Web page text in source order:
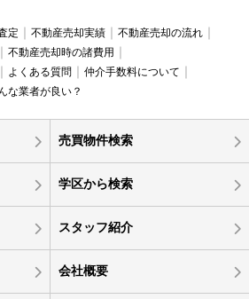
定 不動産売却実績
不動産売却の流れ
不動産売却時の諸費用
よくある質問
仲介手数料について
な業者が良い？
売買物件検索
学区から検索
スタッフ紹介
会社概要